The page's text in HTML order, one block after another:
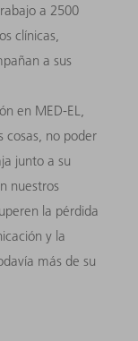
a 2500
clínicas,
a sus
en MED-EL,
cosas, no poder
junto a su
nuestros
la pérdida
y la
más de su